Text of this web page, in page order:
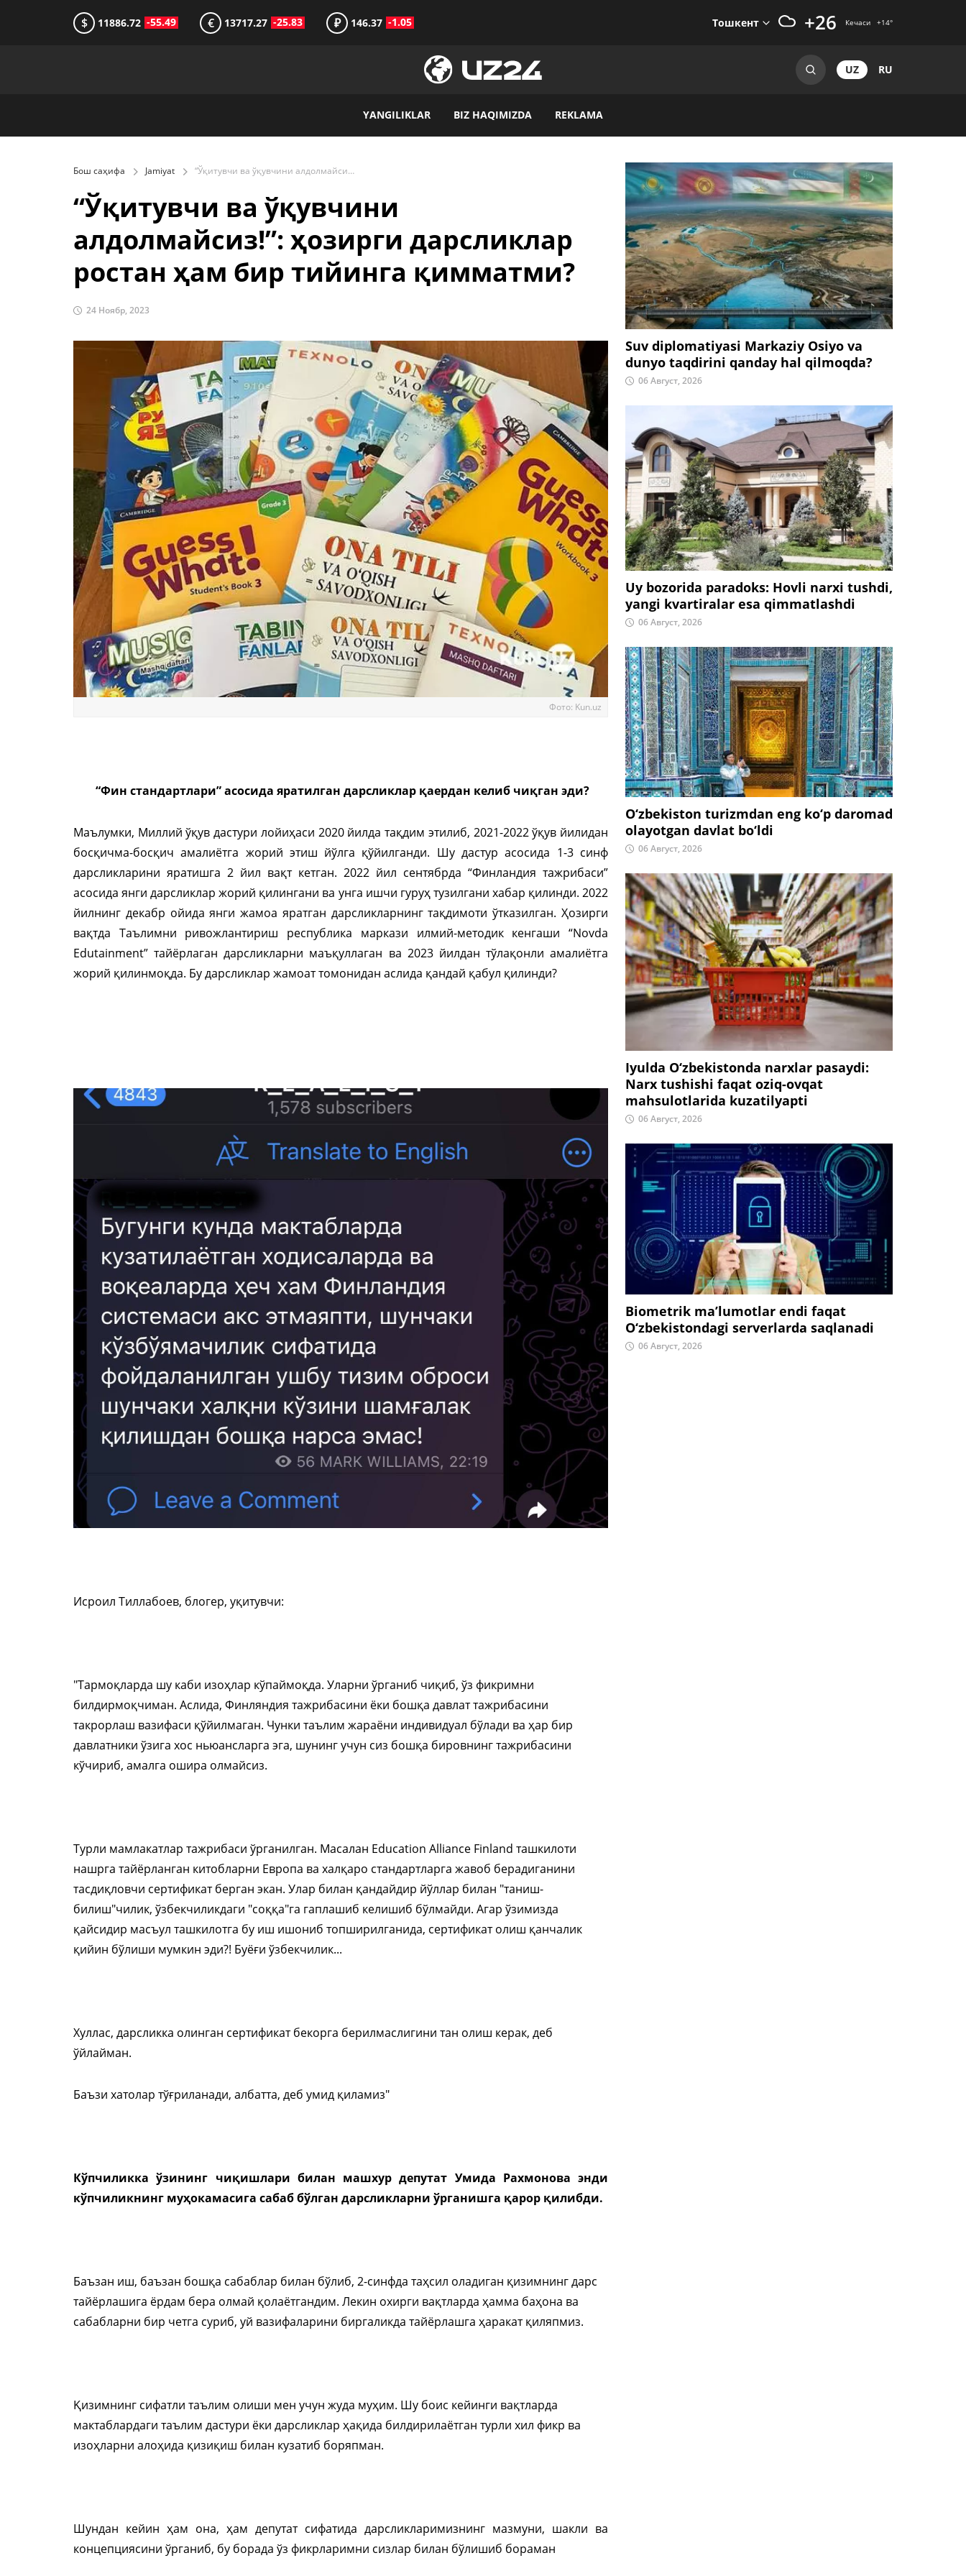
$ 11886.72 -55.49 € 13717.27 -25.83 ₽ 146.37 -1.05 Тошкент +26 Кечаси +14°
UZ RU
YANGILIKLAR BIZ HAQIMIZDA REKLAMA
Бош саҳифа Jamiyat “Ўқитувчи ва ўқувчини алдолмайсиз!”: ҳозирги дарсликлар ростан ҳам бир тийинга қимматми?
“Ўқитувчи ва ўқувчини
алдолмайсиз!”: ҳозирги дарсликлар
ростан ҳам бир тийинга қимматми?
24 Ноябр, 2023
Фото: Kun.uz
“Фин стандартлари” асосида яратилган дарсликлар қаердан келиб чиқган эди?
Маълумки, Миллий ўқув дастури лойиҳаси 2020 йилда тақдим этилиб, 2021-2022 ўқув йилидан
босқичма-босқич амалиётга жорий этиш йўлга қўйилганди. Шу дастур асосида 1-3 синф
дарсликларини яратишга 2 йил вақт кетган. 2022 йил сентябрда “Финландия тажрибаси”
асосида янги дарсликлар жорий қилингани ва унга ишчи гуруҳ тузилгани хабар қилинди. 2022
йилнинг декабр ойида янги жамоа яратган дарсликларнинг тақдимоти ўтказилган. Ҳозирги
вақтда Таълимни ривожлантириш республика маркази илмий-методик кенгаши “Novda
Edutainment” тайёрлаган дарсликларни маъқуллаган ва 2023 йилдан тўлақонли амалиётга
жорий қилинмоқда. Бу дарсликлар жамоат томонидан аслида қандай қабул қилинди?
Исроил Тиллабоев, блогер, уқитувчи:
"Тармоқларда шу каби изоҳлар кўпаймоқда. Уларни ўрганиб чиқиб, ўз фикримни
билдирмоқчиман. Аслида, Финляндия тажрибасини ёки бошқа давлат тажрибасини
такрорлаш вазифаси қўйилмаган. Чунки таълим жараёни индивидуал бўлади ва ҳар бир
давлатники ўзига хос ньюансларга эга, шунинг учун сиз бошқа бировнинг тажрибасини
кўчириб, амалга ошира олмайсиз.
Турли мамлакатлар тажрибаси ўрганилган. Масалан Education Alliance Finland ташкилоти
нашрга тайёрланган китобларни Европа ва халқаро стандартларга жавоб берадиганини
тасдиқловчи сертификат берган экан. Улар билан қандайдир йўллар билан "таниш-
билиш"чилик, ўзбекчиликдаги "соққа"га гаплашиб келишиб бўлмайди. Агар ўзимизда
қайсидир масъул ташкилотга бу иш ишониб топширилганида, сертификат олиш қанчалик
қийин бўлиши мумкин эди?! Буёғи ўзбекчилик...
Хуллас, дарсликка олинган сертификат бекорга берилмаслигини тан олиш керак, деб
ўйлайман.
Баъзи хатолар тўғриланади, албатта, деб умид қиламиз"
Кўпчиликка ўзининг чиқишлари билан машхур депутат Умида Рахмонова энди
кўпчиликнинг муҳокамасига сабаб бўлган дарсликларни ўрганишга қарор қилибди.
Баъзан иш, баъзан бошқа сабаблар билан бўлиб, 2-синфда таҳсил оладиган қизимнинг дарс
тайёрлашига ёрдам бера олмай қолаётгандим. Лекин охирги вақтларда ҳамма баҳона ва
сабабларни бир четга суриб, уй вазифаларини биргаликда тайёрлашга ҳаракат қиляпмиз.
Қизимнинг сифатли таълим олиши мен учун жуда муҳим. Шу боис кейинги вақтларда
мактаблардаги таълим дастури ёки дарсликлар ҳақида билдирилаётган турли хил фикр ва
изоҳларни алоҳида қизиқиш билан кузатиб боряпман.
Шундан кейин ҳам она, ҳам депутат сифатида дарсликларимизнинг мазмуни, шакли ва
концепциясини ўрганиб, бу борада ўз фикрларимни сизлар билан бўлишиб борaман
Suv diplomatiyasi Markaziy Osiyo va
dunyo taqdirini qanday hal qilmoqda?
06 Август, 2026
Uy bozorida paradoks: Hovli narxi tushdi,
yangi kvartiralar esa qimmatlashdi
06 Август, 2026
O‘zbekiston turizmdan eng ko‘p daromad
olayotgan davlat bo‘ldi
06 Август, 2026
Iyulda O‘zbekistonda narxlar pasaydi:
Narx tushishi faqat oziq-ovqat
mahsulotlarida kuzatilyapti
06 Август, 2026
Biometrik ma’lumotlar endi faqat
O‘zbekistondagi serverlarda saqlanadi
06 Август, 2026